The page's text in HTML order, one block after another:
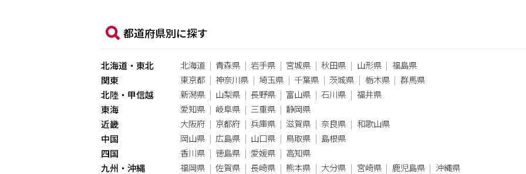
都道府県別に探す
北海道・東北 北海道 青森県 岩手県 宮城県 秋田県 山形県
福島県
関東
東京都 神奈川県 埼玉県 千葉県 茨城県 栃木県
群馬県
北陸・甲信越
新潟県 山梨県 長野県 富山県 石川県
福井県
東海
愛知県 岐阜県 三重県
静岡県
近畿
大阪府 京都府 兵庫県 滋賀県 奈良県
和歌山県
中国
岡山県 広島県 山口県 鳥取県
島根県
四国
香川県 徳島県 愛媛県
高知県
九州・沖縄
福岡県 佐賀県 長崎県 熊本県 大分県 宮崎県 鹿児島県 沖縄県